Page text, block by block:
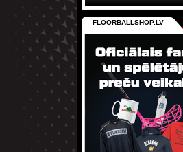
FLOORBALLSHOP.LV